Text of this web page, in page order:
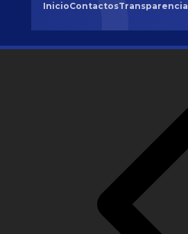
InicioContactosTransparencia